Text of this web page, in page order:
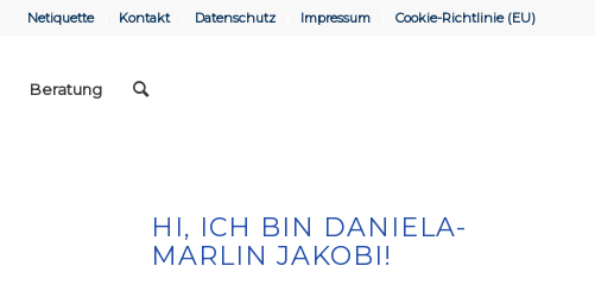
Netiquette Kontakt Datenschutz Impressum Cookie-Richtlinie (EU)
Beratung
HI, ICH BIN DANIELA-
MARLIN JAKOBI!